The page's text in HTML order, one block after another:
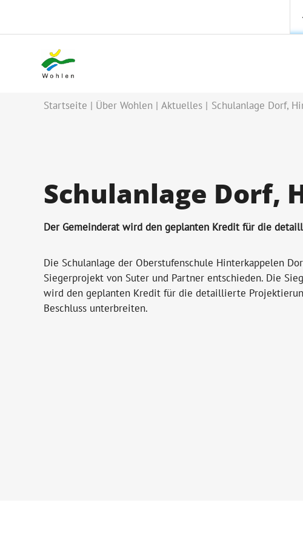
Startseite Über Wohlen Aktuelles Schulanlage Dorf,
Schulanlage Dorf,
Der Gemeinderat wird den geplanten Kredit für die
Die Schulanlage der Oberstufenschule Hinterkappelen
Siegerprojekt von Suter und Partner entschieden. Die
wird den geplanten Kredit für die detaillierte
Beschluss unterbreiten.